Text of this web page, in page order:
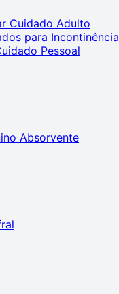
Cuidado Adulto
para Incontinência
Pessoal
Absorvente